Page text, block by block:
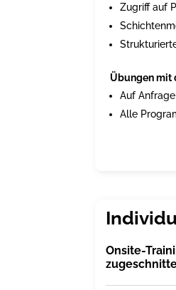
Zugriff auf
Übungen mit
Auf
Alle
Onsite-